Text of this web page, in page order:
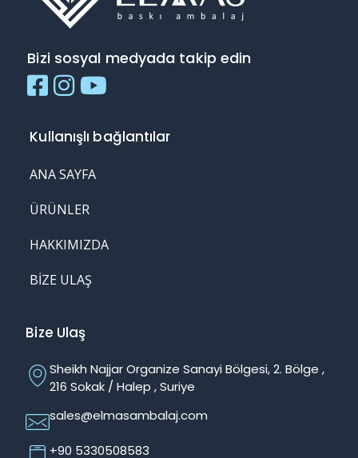
Bizi sosyal medyada takip edin
Kullanışlı bağlantılar
ANA SAYFA
ÜRÜNLER
HAKKIMIZDA
BIZE ULAŞ
Bize Ulaş
Sheikh Najjar Organize Sanayi Bölgesi, 2. Bölge ,
216 Sokak / Halep , Suriye
sales@elmasambalaj.com
+90 5330508583